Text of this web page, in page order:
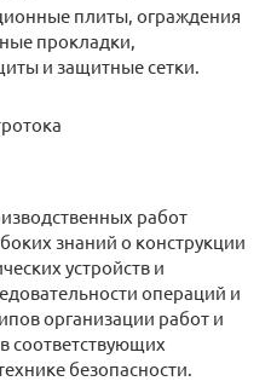
плиты, ограждения
прокладки,
и защитные сетки.
работ
знаний о конструкции
устройств и
операций и
организации работ и
соответствующих
безопасности.